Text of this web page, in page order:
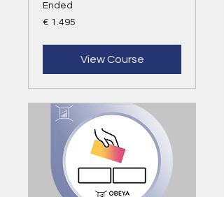
Ended
1.495
euro
€ 1.495
View Course